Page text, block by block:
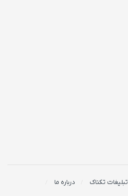
تبلیغات تکناک
درباره ما